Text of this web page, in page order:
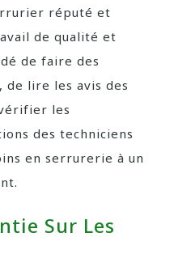
réputé et
de qualité et
de faire des
de lire les avis des
les
des techniciens
en serrurerie à un
Sur Les